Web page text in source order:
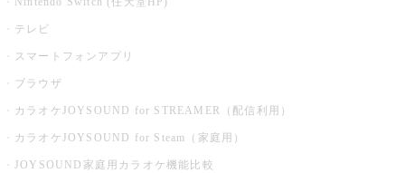
テレビ
スマートフォンアプリ
ブラウザ
カラオケJOYSOUND for STREAMER（配信利用）
カラオケJOYSOUND for Steam（家庭用）
JOYSOUND家庭用カラオケ機能比較